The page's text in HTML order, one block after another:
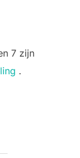
7 zijn
.